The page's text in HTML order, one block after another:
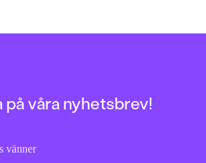
våra nyhetsbrev!
vänner